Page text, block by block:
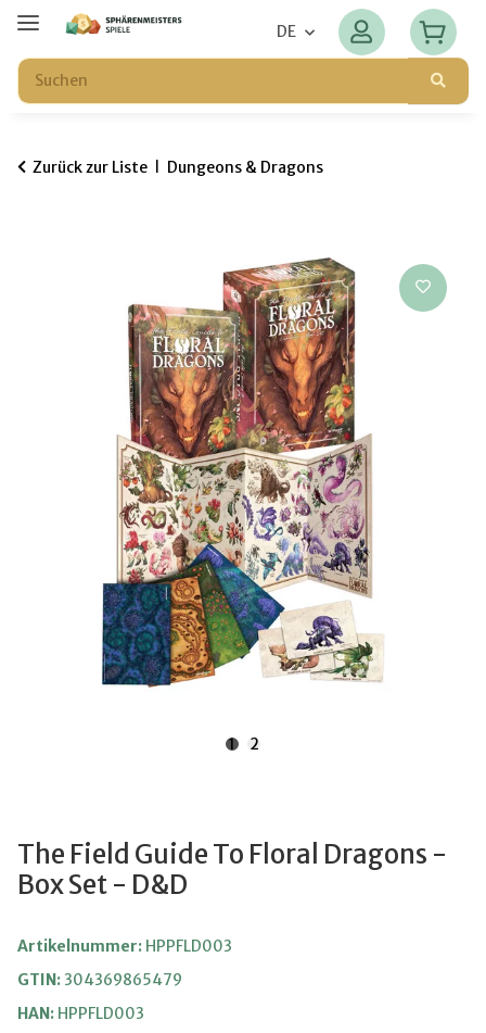
DE
Zurück zur Liste Dungeons & Dragons
1 2
The Field Guide To Floral Dragons -
Box Set - D&D
Artikelnummer: HPPFLD003
GTIN: 304369865479
HAN: HPPFLD003